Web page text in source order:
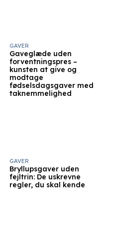
Gaveglæde uden
forventningspres –
kunsten at give og
modtage
fødselsdagsgaver med
taknemmelighed
GAVER
Bryllupsgaver uden
fejltrin: De uskrevne
regler, du skal kende
GAVER